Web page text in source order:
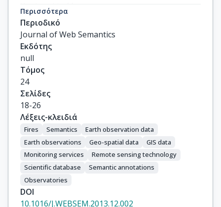
Koubarakis, M.
Kontoes, C.
Περισσότερα
Περιοδικό
Journal of Web Semantics
Εκδότης
null
Τόμος
24
Σελίδες
18-26
Λέξεις-κλειδιά
Fires Semantics
Earth observation data
Earth observations
Geo-spatial data
GIS data
Monitoring services
Remote sensing technology
Scientific database
Semantic annotations
Observatories
DOI
10.1016/J.WEBSEM.2013.12.002